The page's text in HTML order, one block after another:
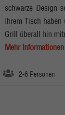
schwarze Design
Ihrem Tisch
Grill überall hin
Mehr Informationen
2-6 Personen